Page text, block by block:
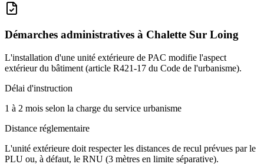
Démarches administratives à Chalette Sur Loing
L'installation d'une unité extérieure de PAC modifie l'aspect
extérieur du bâtiment (article R421-17 du Code de l'urbanisme).
Délai d'instruction
1 à 2 mois selon la charge du service urbanisme
Distance réglementaire
L'unité extérieure doit respecter les distances de recul prévues par le
PLU ou, à défaut, le RNU (3 mètres en limite séparative).